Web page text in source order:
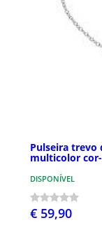
Pulseira trevo
multicolor
DISPONÍVEL
€ 59,90